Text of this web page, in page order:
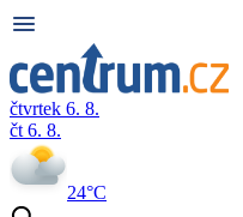
čtvrtek 6. 8.
čt 6. 8.
24°C